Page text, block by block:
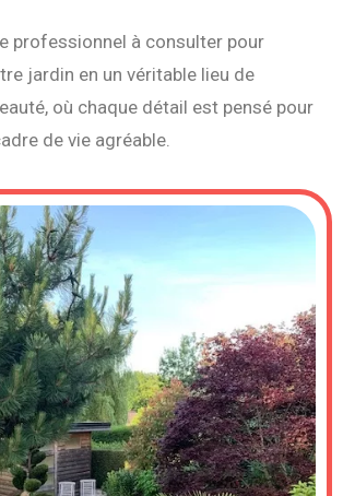
professionnel à consulter pour
jardin en un véritable lieu de
où chaque détail est pensé pour
de vie agréable.